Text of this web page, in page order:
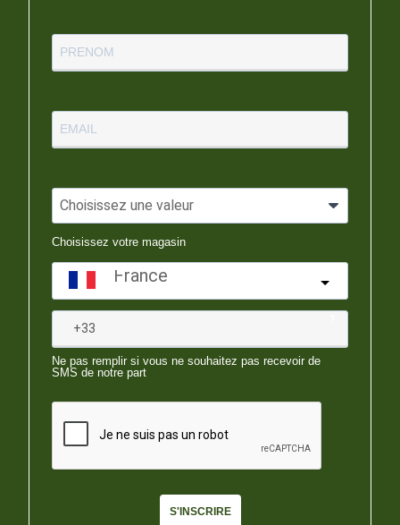
Choisissez votre magasin
France
Ne pas remplir si vous ne souhaitez pas recevoir de
SMS de notre part
S'INSCRIRE